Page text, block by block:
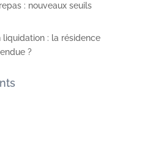
: nouveaux seuils
liquidation : la résidence
?